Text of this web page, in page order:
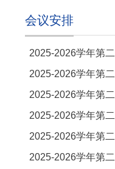
会议安排
2025-2026学年第
2025-2026学年第
2025-2026学年第
2025-2026学年第
2025-2026学年第
2025-2026学年第